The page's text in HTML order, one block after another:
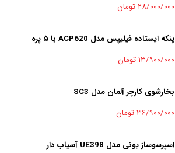
۲۸/۰۰۰/۰۰۰ تومان
پنکه ایستاده فیلیپس مدل ACP620 با ۵ پره
۱۳/۹۰۰/۰۰۰ تومان
بخارشوی کارچر آلمان مدل SC3
۳۶/۹۰۰/۰۰۰ تومان
اسپرسوساز یونی مدل UE398 آسیاب دار